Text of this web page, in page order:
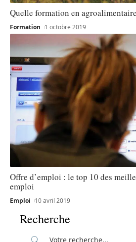
Quelle formation en
Formation 1 octobre 2019
Offre d’emploi : le top 10 des
emploi
Emploi 10 avril 2019
Recherche